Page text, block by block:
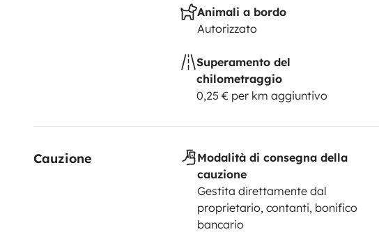
Animali a bordo
Autorizzato
Superamento del
chilometraggio
0,25 € per km aggiuntivo
Cauzione
Modalità di consegna della
cauzione
Gestita direttamente dal
proprietario, contanti, bonifico
bancario